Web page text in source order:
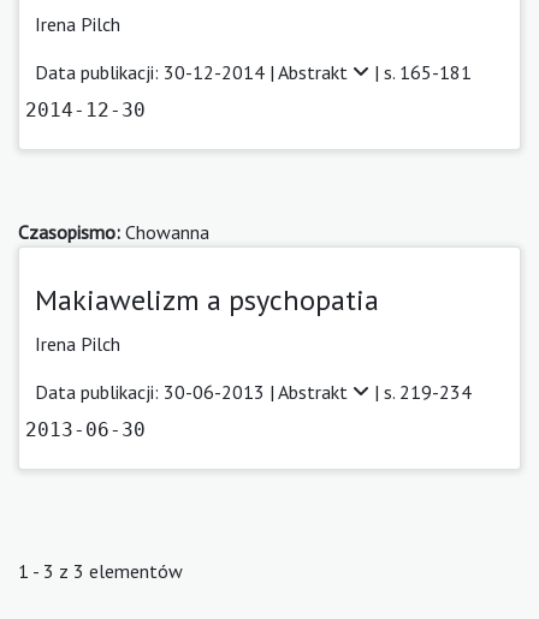
Irena Pilch
Data publikacji: 30-12-2014 | Abstrakt | s. 165-181
2014-12-30
Czasopismo: Chowanna
Makiawelizm a psychopatia
Irena Pilch
Data publikacji: 30-06-2013 | Abstrakt | s. 219-234
2013-06-30
1 - 3 z 3 elementów